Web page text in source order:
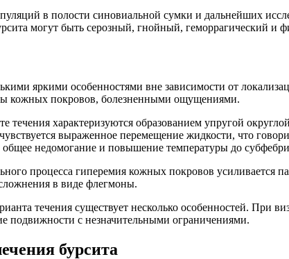
в полости синовиальной сумки и дальнейших
могут быть серозный, гнойный, геморрагический и
яркими особенностями вне зависимости от
кожных покровов, болезненными ощущениями.
характеризуются образованием упругой
выраженное перемещение жидкости, что
недомогание и повышение температуры до
процесса гиперемия кожных покровов
в виде флегмоны.
течения существует несколько особенностей. При
подвижности с незначительными ограничениями.
бурсита